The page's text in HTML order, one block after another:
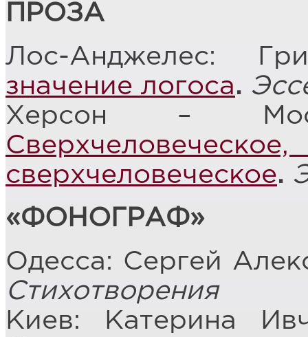
ПРОЗА
Лос-Анджелес:
значение логоса.
Херсон –
сверхчеловеческое.
«ФОНОГРАФ»
Одесса: Сергей
Стихотворения
Киев: Катерина